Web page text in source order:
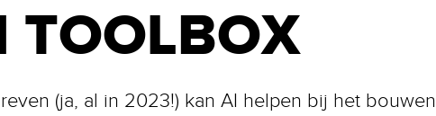
TOOLBOX
(ja, al in 2023!) kan AI helpen bij het bouwen